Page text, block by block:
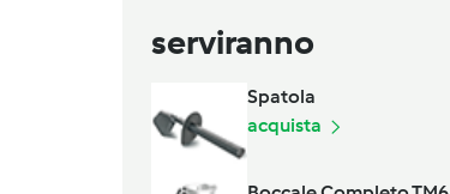
serviranno
Spatola
acquista